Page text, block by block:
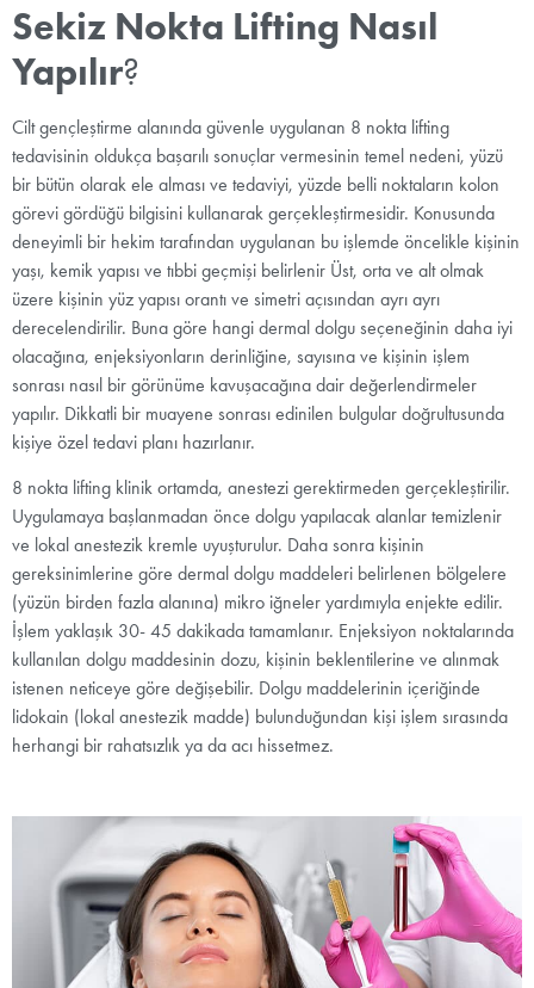
Sekiz Nokta Lifting Nasıl
Yapılır?
Cilt gençleştirme alanında güvenle uygulanan 8 nokta lifting
tedavisinin oldukça başarılı sonuçlar vermesinin temel nedeni, yüzü
bir bütün olarak ele alması ve tedaviyi, yüzde belli noktaların kolon
görevi gördüğü bilgisini kullanarak gerçekleştirmesidir. Konusunda
deneyimli bir hekim tarafından uygulanan bu işlemde öncelikle kişinin
yaşı, kemik yapısı ve tıbbi geçmişi belirlenir Üst, orta ve alt olmak
üzere kişinin yüz yapısı orantı ve simetri açısından ayrı ayrı
derecelendirilir. Buna göre hangi dermal dolgu seçeneğinin daha iyi
olacağına, enjeksiyonların derinliğine, sayısına ve kişinin işlem
sonrası nasıl bir görünüme kavuşacağına dair değerlendirmeler
yapılır. Dikkatli bir muayene sonrası edinilen bulgular doğrultusunda
kişiye özel tedavi planı hazırlanır.
8 nokta lifting klinik ortamda, anestezi gerektirmeden gerçekleştirilir.
Uygulamaya başlanmadan önce dolgu yapılacak alanlar temizlenir
ve lokal anestezik kremle uyuşturulur. Daha sonra kişinin
gereksinimlerine göre dermal dolgu maddeleri belirlenen bölgelere
(yüzün birden fazla alanına) mikro iğneler yardımıyla enjekte edilir.
İşlem yaklaşık 30- 45 dakikada tamamlanır. Enjeksiyon noktalarında
kullanılan dolgu maddesinin dozu, kişinin beklentilerine ve alınmak
istenen neticeye göre değişebilir. Dolgu maddelerinin içeriğinde
lidokain (lokal anestezik madde) bulunduğundan kişi işlem sırasında
herhangi bir rahatsızlık ya da acı hissetmez.